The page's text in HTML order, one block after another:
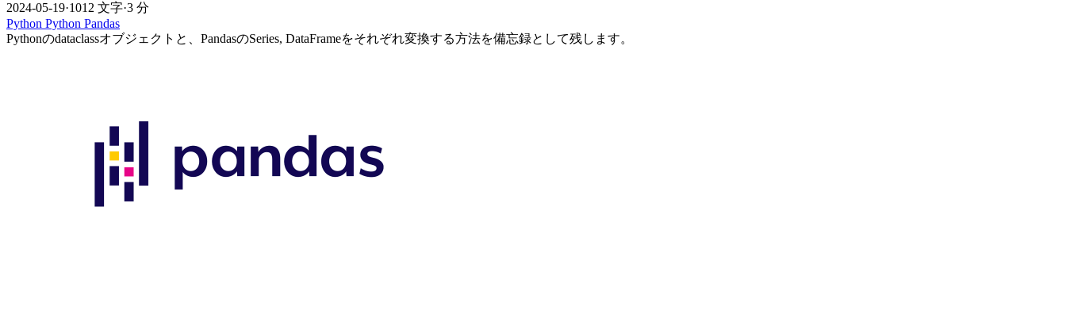
2024-05-19·1012 文字·3 分
Python Python Pandas
Pythonのdataclassオブジェクトと、PandasのSeries, DataFrameをそれぞれ変換する方法を備忘録として残します。